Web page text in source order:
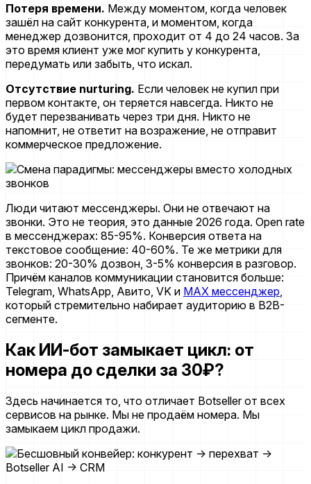
Потеря времени. Между моментом, когда человек
зашёл на сайт конкурента, и моментом, когда
менеджер дозвонится, проходит от 4 до 24 часов. За
это время клиент уже мог купить у конкурента,
передумать или забыть, что искал.
Отсутствие nurturing. Если человек не купил при
первом контакте, он теряется навсегда. Никто не
будет перезванивать через три дня. Никто не
напомнит, не ответит на возражение, не отправит
коммерческое предложение.
Люди читают мессенджеры. Они не отвечают на
звонки. Это не теория, это данные 2026 года. Open rate
в мессенджерах: 85-95%. Конверсия ответа на
текстовое сообщение: 40-60%. Те же метрики для
звонков: 20-30% дозвон, 3-5% конверсия в разговор.
Причём каналов коммуникации становится больше:
Telegram, WhatsApp, Авито, VK и MAX мессенджер
который стремительно набирает аудиторию в B2B-
сегменте.
Как ИИ-бот замыкает цикл: от
номера до сделки за 30₽?
Здесь начинается то, что отличает Botseller от всех
сервисов на рынке. Мы не продаём номера. Мы
замыкаем цикл продажи.